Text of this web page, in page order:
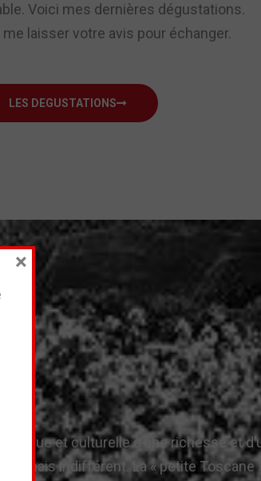
Voici mes dernières dégustations.
me laisser votre avis pour échanger.
LES DEGUSTATIONS
et culturelle d’une richesse et
jamais indifférent. La « petite Toscane
×